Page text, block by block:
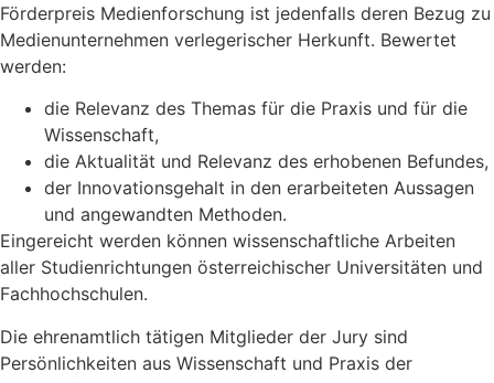
Förderpreis Medienforschung ist jedenfalls deren Bezug zu
Medienunternehmen verlegerischer Herkunft. Bewertet
werden:
die Relevanz des Themas für die Praxis und für die
Wissenschaft,
die Aktualität und Relevanz des erhobenen Befundes,
der Innovationsgehalt in den erarbeiteten Aussagen
und angewandten Methoden.
Eingereicht werden können wissenschaftliche Arbeiten
aller Studienrichtungen österreichischer Universitäten und
Fachhochschulen.
Die ehrenamtlich tätigen Mitglieder der Jury sind
Persönlichkeiten aus Wissenschaft und Praxis der